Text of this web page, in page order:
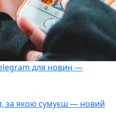
для новин —
за якою сумуєш — новий